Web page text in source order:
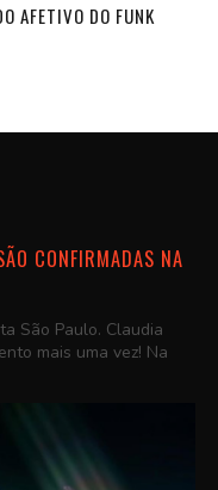
AFETIVO DO FUNK
CONFIRMADAS NA
São Paulo. Claudia
mais uma vez! Na